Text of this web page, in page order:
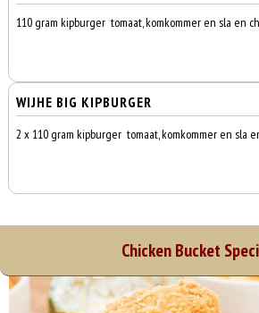
110 gram kipburger tomaat, komkommer en sla en
WIJHE BIG KIPBURGER
2 x 110 gram kipburger tomaat, komkommer en sla
Chicken Bucket